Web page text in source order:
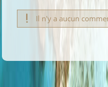
Il n'y a aucun